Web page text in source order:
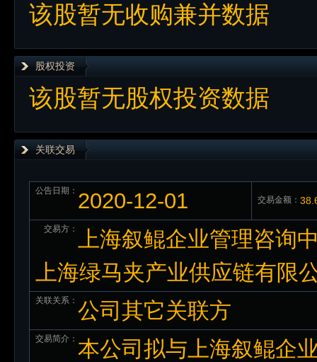
该股暂无收购兼并数据
股权投资
该股暂无股权投资数据
关联交易
公告日期： 2020-12-01 交易金额：
交易方： 上海叙鲲企业管理咨询
上海绿马夹产业供应链有限
关联关系： 公司其它关联方
交易简介： 本公司拟与上海叙鲲企